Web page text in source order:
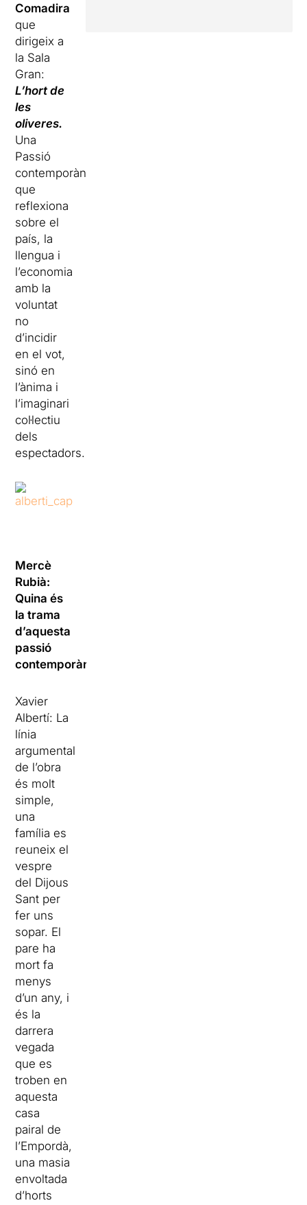
Comadira
que
dirigeix a
la Sala
Gran:
L’hort de
les
oliveres.
Una
Passió
contemporània
que
reflexiona
sobre el
país, la
llengua i
l’economia
amb la
voluntat
no
d’incidir
en el vot,
sinó en
l’ànima i
l’imaginari
col·lectiu
dels
espectadors.
Mercè
Rubià:
Quina és
la trama
d’aquesta
passió
contemporània?
Xavier
Albertí: La
línia
argumental
de l’obra
és molt
simple,
una
família es
reuneix el
vespre
del Dijous
Sant per
fer uns
sopar. El
pare ha
mort fa
menys
d’un any, i
és la
darrera
vegada
que es
troben en
aquesta
casa
pairal de
l’Empordà,
una masia
envoltada
d’horts